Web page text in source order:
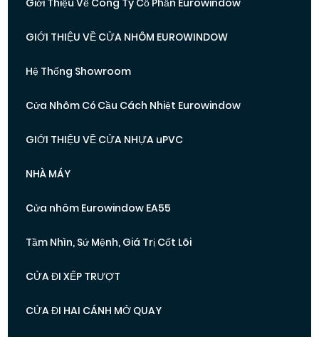
GIỚI THIỆU VỀ CỬA NHÔM EUROWINDOW
Hệ Thống Showroom
Cửa Nhôm Có Cầu Cách Nhiệt Eurowindow
GIỚI THIỆU VỀ CỬA NHỰA uPVC
NHÀ MÁY
Cửa nhôm Eurowindow EA55
Tầm Nhìn, Sứ Mệnh, Giá Trị Cốt Lõi
CỬA ĐI XẾP TRƯỢT
CỬA ĐI HAI CÁNH MỞ QUAY